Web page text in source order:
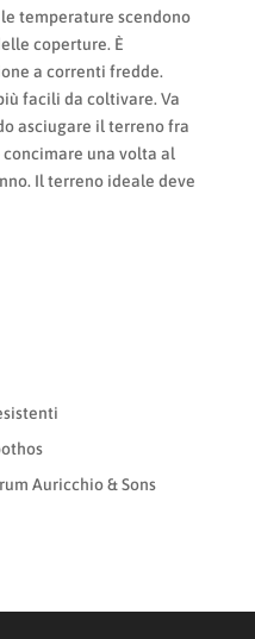
temperature scendono
coperture. È
a correnti fredde.
facili da coltivare. Va
asciugare il terreno fra
concimare una volta al
Il terreno ideale deve
Auricchio & Sons